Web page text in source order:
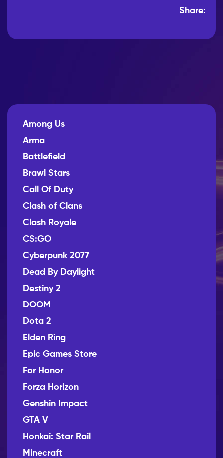
Share:
Among Us
Arma
Battlefield
Brawl Stars
Call Of Duty
Clash of Clans
Clash Royale
CS:GO
Cyberpunk 2077
Dead By Daylight
Destiny 2
DOOM
Dota 2
Elden Ring
Epic Games Store
For Honor
Forza Horizon
Genshin Impact
GTA V
Honkai: Star Rail
Minecraft